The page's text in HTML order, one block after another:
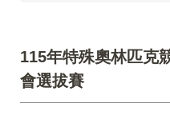
115年特殊奧林匹克
會選拔賽